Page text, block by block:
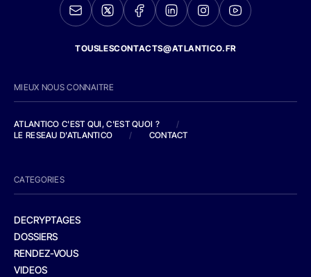
TOUSLESCONTACTS@ATLANTICO.FR
MIEUX NOUS CONNAITRE
ATLANTICO C'EST QUI, C'EST QUOI ?
/
LE RESEAU D'ATLANTICO
/ CONTACT
CATEGORIES
DECRYPTAGES
DOSSIERS
RENDEZ-VOUS
VIDEOS